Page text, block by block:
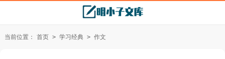
当前位置： 首页 > 学习经典 > 作文